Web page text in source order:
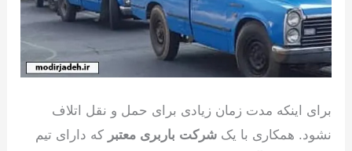
برای اینکه مدت زمان زیادی برای حمل و نقل اتلاف
نشود. همکاری با یکشرکت باربری معتبر که دارای تیم